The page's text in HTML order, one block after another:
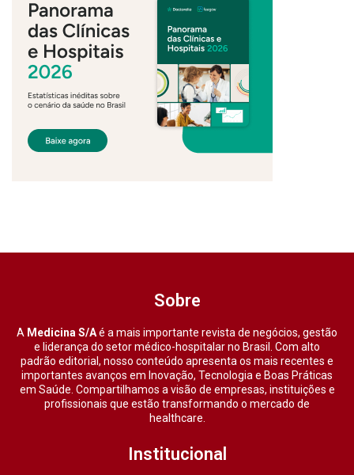
Sobre
A Medicina S/Aé a mais importante revista de negócios, gestão
e liderança do setor médico-hospitalar no Brasil. Com alto
padrão editorial, nosso conteúdo apresenta os mais recentes e
importantes avanços em Inovação, Tecnologia e Boas Práticas
em Saúde. Compartilhamos a visão de empresas, instituições e
profissionais que estão transformando o mercado de
healthcare.
Institucional